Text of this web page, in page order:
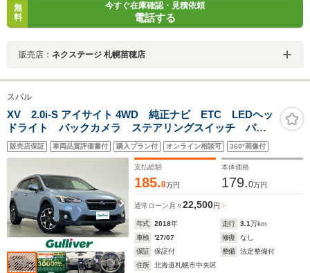
無
料
今すぐ在庫確認・見積依頼
電話する
販売店： ネクステージ 札幌苗穂店
スバル
XV 2.0i-S アイサイト 4WD 純正ナビ ETC LEDヘッ
ドライト バックカメラ ステアリングスイッチ パド
ルシフト 革巻きステアリング 純正フロアマット
純正アルミホイール 前席パワーシート 前席シートヒ
販売店保証 車両品質評価書付 購入プラン付 オンライン相談可 360°画像付
支払総額
185.8万円
本体価格
179.0万円
通常ローン 月々22,500円
年式 2018年 走行 3.1万km
車検
'27/07 修復
なし
保証
保証付 整備
法定整備付
住所
北海道札幌市中央区